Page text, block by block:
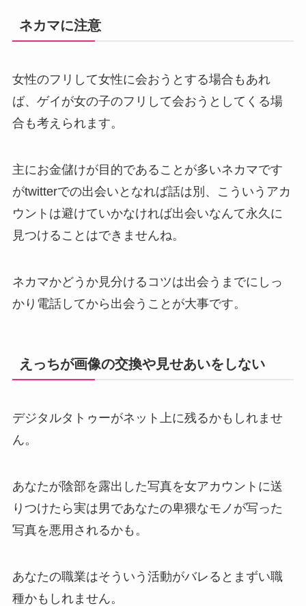
ネカマに注意
女性のフリして女性に会おうとする場合もあれ
ば、ゲイが女の子のフリして会おうとしてくる場
合も考えられます。
主にお金儲けが目的であることが多いネカマです
がtwitterでの出会いとなれば話は別、こういうアカ
ウントは避けていかなければ出会いなんて永久に
見つけることはできませんね。
ネカマかどうか見分けるコツは出会うまでにしっ
かり電話してから出会うことが大事です。
えっちが画像の交換や見せあいをしない
デジタルタトゥーがネット上に残るかもしれませ
ん。
あなたが陰部を露出した写真を女アカウントに送
りつけたら実は男であなたの卑猥なモノが写った
写真を悪用されるかも。
あなたの職業はそういう活動がバレるとまずい職
種かもしれません。